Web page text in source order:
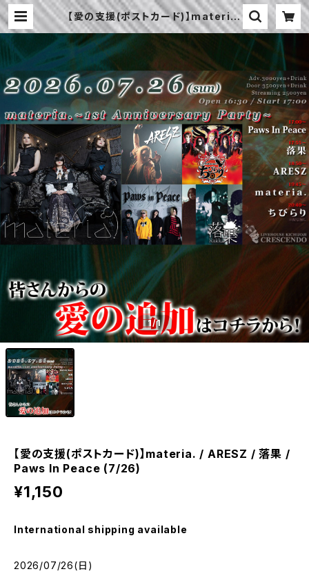
【愛の支援(ポストカード)】materia.
/ ARESZ / 落果 / Paws In Peace
(7/26) | LIVE HOUSE CRESCEN
1/1
【愛の支援(ポストカード)】materia. / ARESZ / 落果 /
Paws In Peace (7/26)
¥1,150
International shipping available
2026/07/26(日)